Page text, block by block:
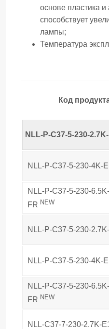
основе пластика
способствует
лампы;
Температура
Код
NLL-P-C37-5-230-
NLL-P-C37-5-230-4K-
NLL-P-C37-5-230-
FR NEW
NLL-P-C37-5-230-
NLL-P-C37-5-230-4K-
NLL-P-C37-5-230-
FR NEW
NLL-C37-7-230-2.7K-